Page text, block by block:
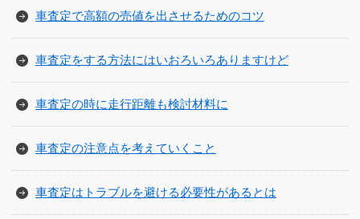
車査定で高額の売値を出させるためのコツ
車査定をする方法にはいおろいろありますけど
車査定の時に走行距離も検討材料に
車査定の注意点を考えていくこと
車査定はトラブルを避ける必要性があるとは